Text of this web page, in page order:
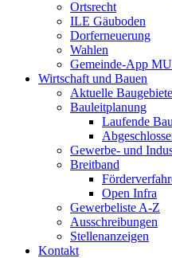
Ortsrecht
ILE Gäuboden
Dorferneuerung
Wahlen
Gemeinde-App
Wirtschaft und Bauen
Aktuelle Baugebiete
Bauleitplanung
Laufende
Gewerbe- und
Breitband
Open Infra
Gewerbeliste A-Z
Ausschreibungen
Stellenanzeigen
Kontakt